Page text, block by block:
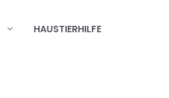
HAUSTIERHILFE